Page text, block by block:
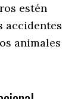
estén
accidentes
animales